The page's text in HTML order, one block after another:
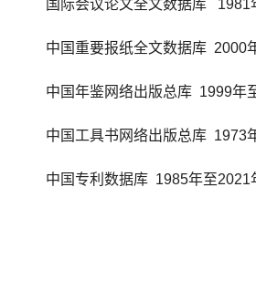
国际会议论文全文数据库 1981
中国重要报纸全文数据库 2000
中国年鉴网络出版总库 1999年
中国工具书网络出版总库 1973
中国专利数据库 1985年至2021